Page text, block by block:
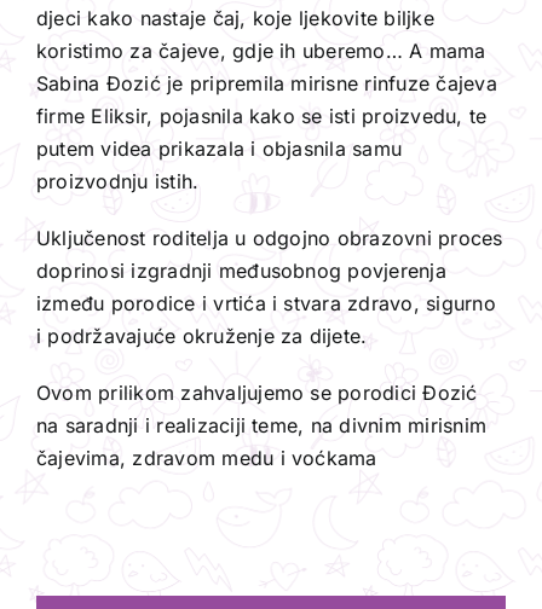
djeci kako nastaje čaj, koje ljekovite biljke
koristimo za čajeve, gdje ih uberemo… A mama
Sabina Đozić je pripremila mirisne rinfuze čajeva
firme Eliksir, pojasnila kako se isti proizvedu, te
putem videa prikazala i objasnila samu
proizvodnju istih.
Uključenost roditelja u odgojno obrazovni proces
doprinosi izgradnji međusobnog povjerenja
između porodice i vrtića i stvara zdravo, sigurno
i podržavajuće okruženje za dijete.
Ovom prilikom zahvaljujemo se porodici Đozić
na saradnji i realizaciji teme, na divnim mirisnim
čajevima, zdravom medu i voćkama